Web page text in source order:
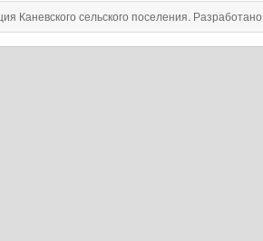
Каневского сельского поселения.